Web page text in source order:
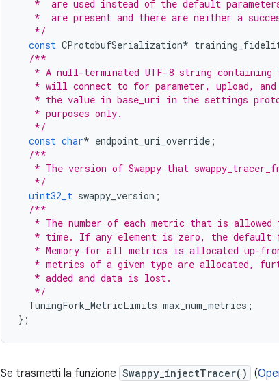
*  are used instead of the default
*  are present and there are neither a
   */
const CProtobufSerialization*
/**
* A null-terminated UTF-8 string containing
* will connect to for parameter, upload,
* the value in base_uri in the settings
   * purposes only.
   */
const char* endpoint_uri_override ;
/**
* The version of Swappy that
   */
uint32_t swappy_version ;
/**
* The number of each metric that is allowed
* time. If any element is zero, the default
* Memory for all metrics is allocated up-
* metrics of a given type are allocated,
   * added and data is lost.
   */
TuningFork_MetricLimits max_num_metrics ;
};
Se trasmetti la funzione Swappy_injectTracer() (